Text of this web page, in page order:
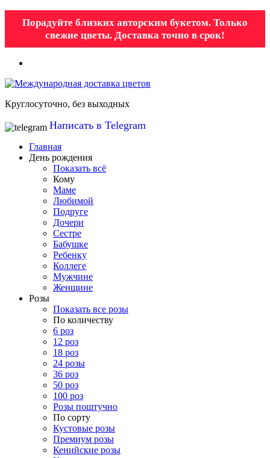
Порадуйте близких авторским букетом. Только
свежие цветы. Доставка точно в срок!
Круглосуточно, без выходных
Написать в Telegram
Главная
День рождения
Показать всё
Кому
Маме
Любимой
Подруге
Дочери
Сестре
Бабушке
Ребенку
Коллеге
Мужчине
Женщине
Розы
Показать все розы
По количеству
6 роз
12 роз
18 роз
24 розы
36 роз
50 роз
100 роз
Розы поштучно
По сорту
Кустовые розы
Премиум розы
Кенийские розы